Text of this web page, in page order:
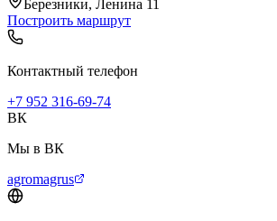
Березники, Ленина 11
Построить маршрут
Контактный телефон
+7 952 316-69-74
ВК
Мы в ВК
agromagrus